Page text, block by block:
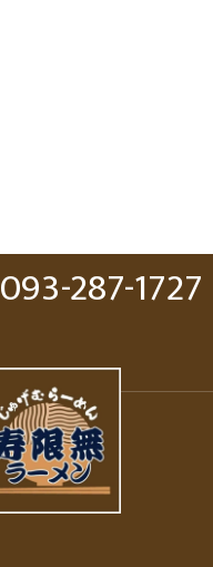
093-287-1727